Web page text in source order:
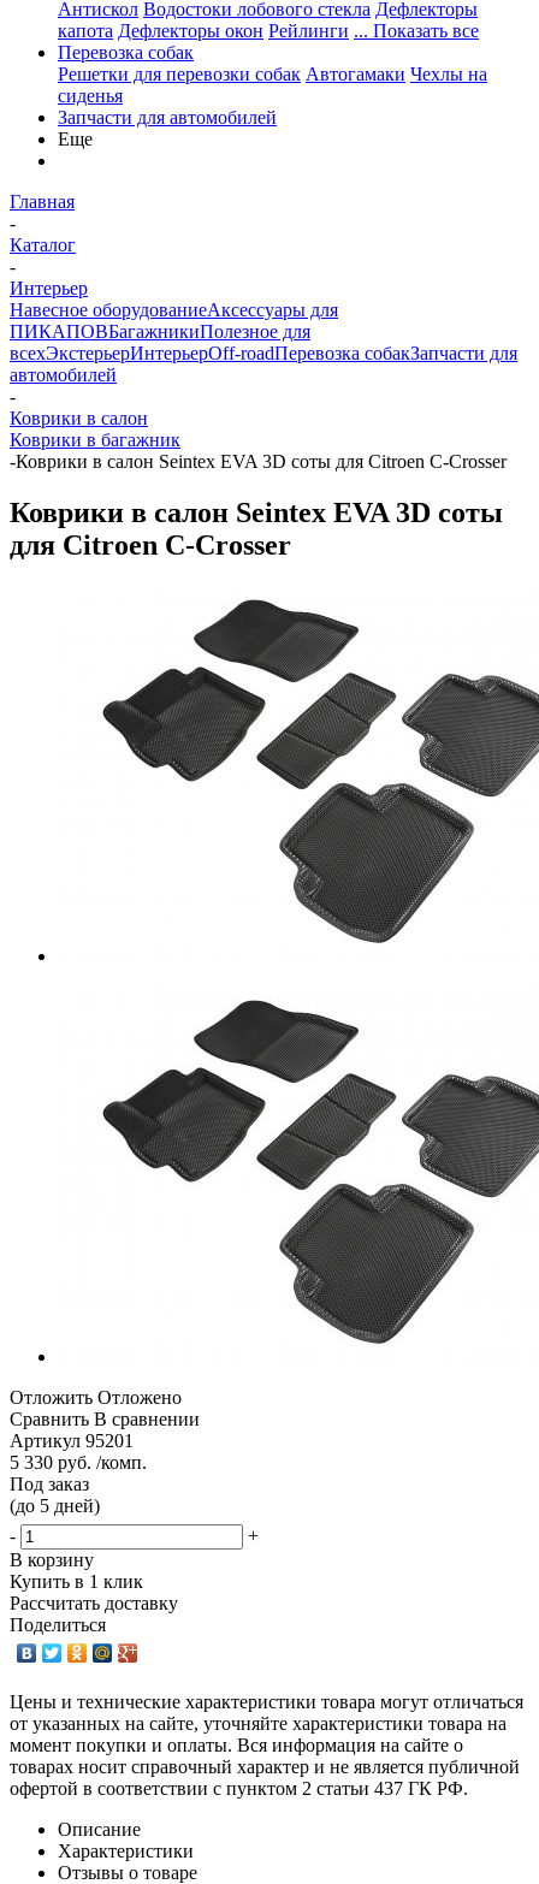
Антискол Водостоки лобового стекла Дефлекторы
капота Дефлекторы окон Рейлинги ... Показать все
Перевозка собак
Решетки для перевозки собак Автогамаки Чехлы на
сиденья
Запчасти для автомобилей
Еще
Главная
-
Каталог
-
Интерьер
Навесное оборудованиеАксессуары для
ПИКАПОВБагажникиПолезное для
всехЭкстерьерИнтерьерOff-roadПеревозка собакЗапчасти для
автомобилей
-
Коврики в салон
Коврики в багажник
-Коврики в салон Seintex EVA 3D соты для Citroen C-Crosser
Коврики в салон Seintex EVA 3D соты
для Citroen C-Crosser
Отложить Отложено
Сравнить В сравнении
Артикул 95201
5 330 руб. /комп.
Под заказ
(до 5 дней)
-
+
В корзину
Купить в 1 клик
Рассчитать доставку
Поделиться
Цены и технические характеристики товара могут отличаться
от указанных на сайте, уточняйте характеристики товара на
момент покупки и оплаты. Вся информация на сайте о
товарах носит справочный характер и не является публичной
офертой в соответствии с пунктом 2 статьи 437 ГК РФ.
Описание
Характеристики
Отзывы о товаре